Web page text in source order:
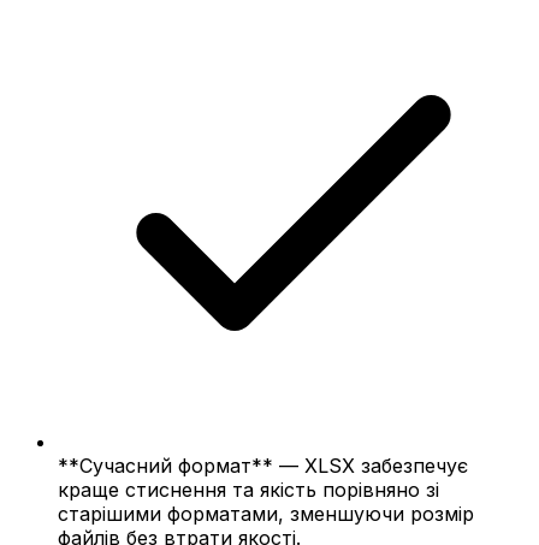
**Сучасний формат** — XLSX забезпечує
краще стиснення та якість порівняно зі
старішими форматами, зменшуючи розмір
файлів без втрати якості.